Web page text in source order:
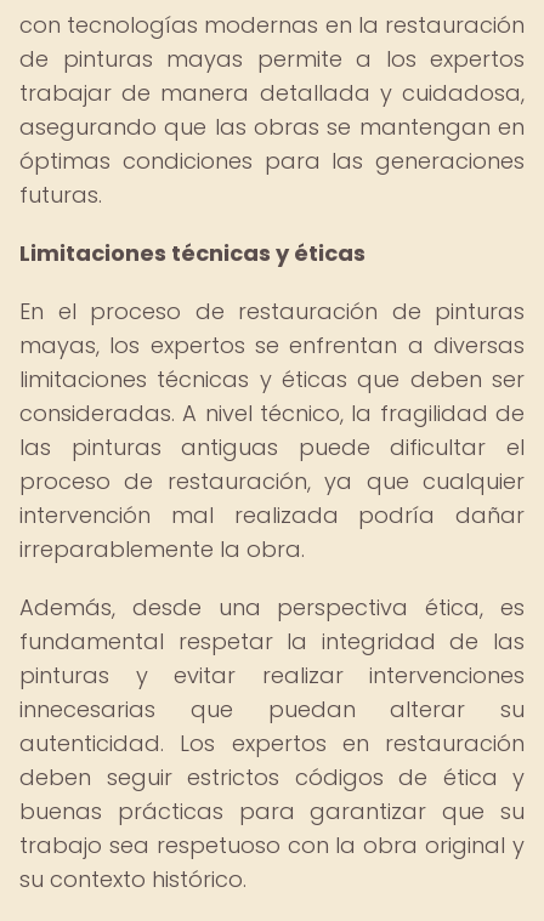
con tecnologías modernas en la restauración
de pinturas mayas permite a los expertos
trabajar de manera detallada y cuidadosa,
asegurando que las obras se mantengan en
óptimas condiciones para las generaciones
futuras.
Limitaciones técnicas y éticas
En el proceso de restauración de pinturas
mayas, los expertos se enfrentan a diversas
limitaciones técnicas y éticas que deben ser
consideradas. A nivel técnico, la fragilidad de
las pinturas antiguas puede dificultar el
proceso de restauración, ya que cualquier
intervención mal realizada podría dañar
irreparablemente la obra.
Además, desde una perspectiva ética, es
fundamental respetar la integridad de las
pinturas y evitar realizar intervenciones
innecesarias que puedan alterar su
autenticidad. Los expertos en restauración
deben seguir estrictos códigos de ética y
buenas prácticas para garantizar que su
trabajo sea respetuoso con la obra original y
su contexto histórico.